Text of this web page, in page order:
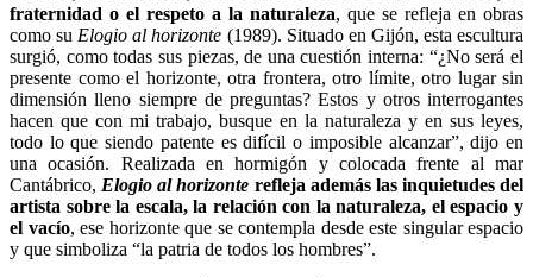
fraternidad o el respeto a la naturaleza, que se refleja en obras
como su Elogio al horizonte (1989). Situado en Gijón, esta escultura
surgió, como todas sus piezas, de una cuestión interna: “¿No será el
presente como el horizonte, otra frontera, otro límite, otro lugar sin
dimensión lleno siempre de preguntas? Estos y otros interrogantes
hacen que con mi trabajo, busque en la naturaleza y en sus leyes,
todo lo que siendo patente es difícil o imposible alcanzar”, dijo en
una ocasión. Realizada en hormigón y colocada frente al mar
Cantábrico, Elogio al horizonte refleja además las inquietudes del
artista sobre la escala, la relación con la naturaleza, el espacio y
el vacío, ese horizonte que se contempla desde este singular espacio
y que simboliza “la patria de todos los hombres”.